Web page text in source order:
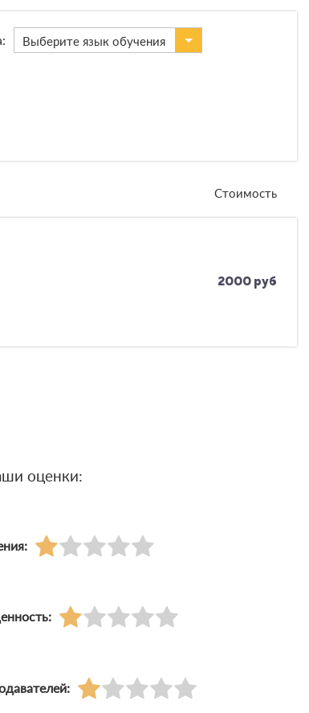
Выберите язык обучения
Стоимость
2000 руб
оценки: